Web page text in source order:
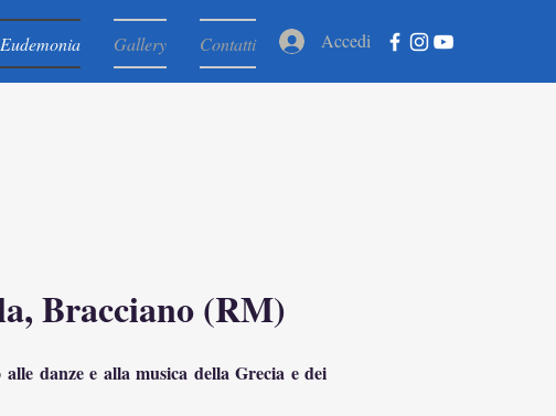
Eudemonia Gallery Contatti Accedi
Bracciano (RM)
alle danze e alla musica della Grecia e dei